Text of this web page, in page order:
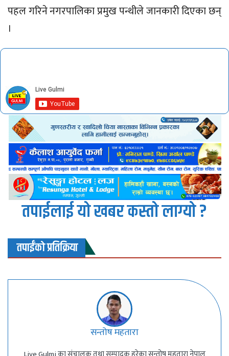
पहल गरिने नगरपालिका प्रमुख पन्थीले जानकारी दिएका छन्
।
तपाईलाई यो खबर कस्तो लाग्यो ?
तपाईंको प्रतिक्रिया
सन्तोष महतारा